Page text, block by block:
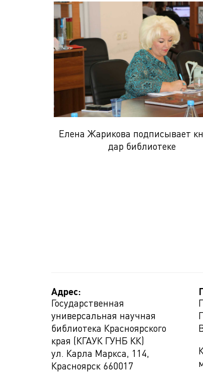
Елена Жарикова подписывает
дар библиотеке
Адрес:
Государственная
универсальная научная
библиотека Красноярского
края (КГАУК ГУНБ КК)
ул. Карла Маркса, 114,
Красноярск 660017